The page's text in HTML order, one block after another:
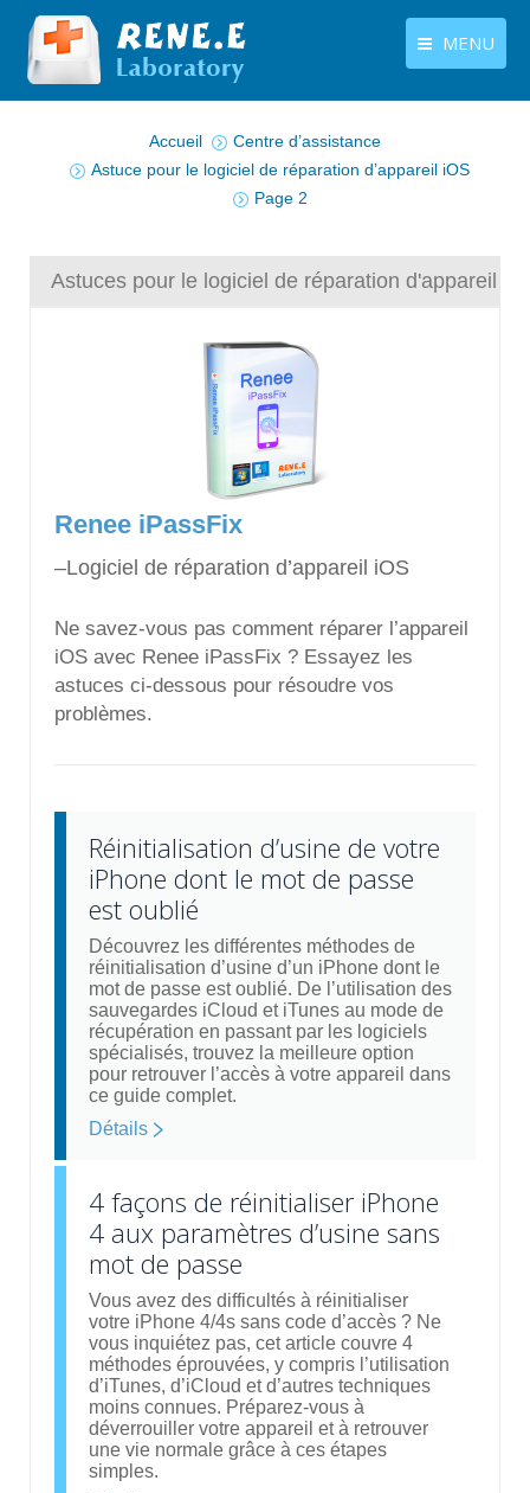
MENU
Centre de téléchargement
Tutoriels
Accueil
Centre d’assistance
Astuce pour le logiciel de réparation d’appareil iOS
Page 2
Astuces pour le logiciel de réparation d'appareil
Renee iPassFix
–Logiciel de réparation d’appareil iOS
Ne savez-vous pas comment réparer l’appareil
iOS avec Renee iPassFix ? Essayez les
astuces ci-dessous pour résoudre vos
problèmes.
Réinitialisation d’usine de votre
iPhone dont le mot de passe
est oublié
Découvrez les différentes méthodes de
réinitialisation d’usine d’un iPhone dont le
mot de passe est oublié. De l’utilisation des
sauvegardes iCloud et iTunes au mode de
récupération en passant par les logiciels
spécialisés, trouvez la meilleure option
pour retrouver l’accès à votre appareil dans
ce guide complet.
Détails
4 façons de réinitialiser iPhone
4 aux paramètres d’usine sans
mot de passe
Vous avez des difficultés à réinitialiser
votre iPhone 4/4s sans code d’accès ? Ne
vous inquiétez pas, cet article couvre 4
méthodes éprouvées, y compris l’utilisation
d’iTunes, d’iCloud et d’autres techniques
moins connues. Préparez-vous à
déverrouiller votre appareil et à retrouver
une vie normale grâce à ces étapes
simples.